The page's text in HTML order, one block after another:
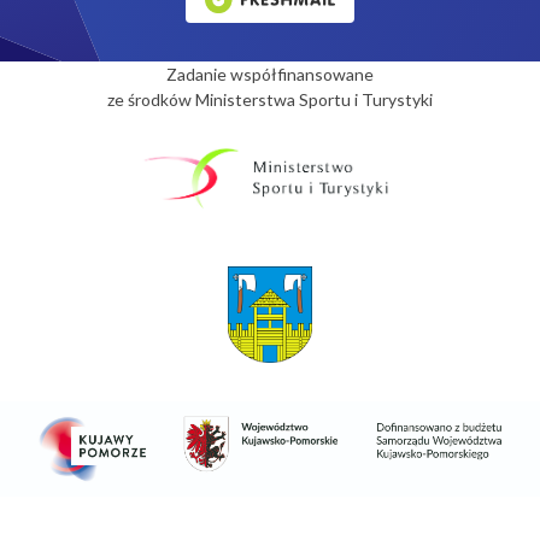
Zadanie współfinansowane
ze środków Ministerstwa Sportu i Turystyki